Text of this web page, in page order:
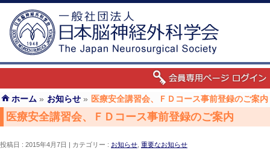
ホーム » お知らせ » 医療安全講習会、ＦＤコース事前登録のご案内
医療安全講習会、ＦＤコース事前登録のご案内
投稿日 : 2015年4月7日 カテゴリー : お知らせ 重要なお知らせ